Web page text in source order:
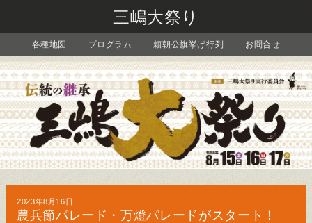
三嶋大祭り
各種地図 プログラム 頼朝公旗挙げ行列 お問合せ
2023年8月16日
農兵節パレード・万燈パレードがスタート！